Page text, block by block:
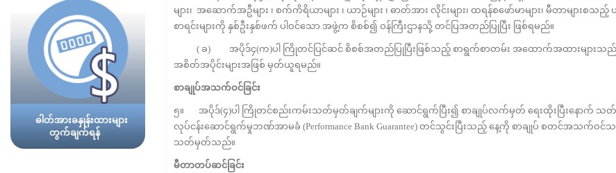
ဓါတ်အားခနှုန်းထားများ
တွက်ချက်ရန်
များ၊ အဆောက်အဦများ ၊ စက်ကိရိယာများ ၊ ယာဉ်များ ၊ ဓာတ်အား လိုင်းများ၊ ထရန်စဖော်မာများ၊ မီတာများစသ
စာရင်းများကို နှစ်ဦးနှစ်ဖက် ပါဝင်သော အဖွဲ့က စိစစ်၍ ဝန်ကြီးဌာနသို့ တင်ပြအတည်ပြုပြီး ဖြစ်ရမည်။
( ခ) အပိုဒ်၄(က)ပါ ကြိုတင်ပြင်ဆင် စိစစ်အတည်ပြုပြီးဖြစ်သည့် စာရွက်စာတမ်း အထောက်အထားများသ
အစိတ်အပိုင်းများအဖြစ် မှတ်ယူရမည်။
စာချုပ်အသက်ဝင်ခြင်း
၅။ အပိုဒ်(၄)ပါ ကြိုတင်စည်းကမ်းသတ်မှတ်ချက်များကို ဆောင်ရွက်ပြီး၍ စာချုပ်လက်မှတ် ရေးထိုးပြီးနောက် သ
လုပ်ငန်းဆောင်ရွက်မှုဘဏ်အာမခံ (Performance Bank Guarantee) တင်သွင်းပြီးသည့် နေ့ကို စာချုပ် စတင်အသက်ဝ
သတ်မှတ်သည်။
မီတာတပ်ဆင်ခြင်း